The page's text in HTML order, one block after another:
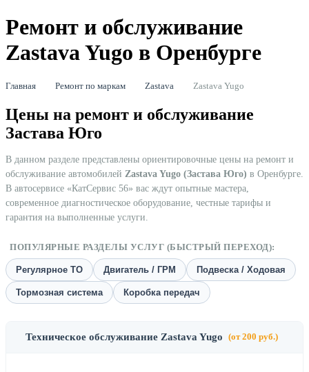
Ремонт и обслуживание
Zastava Yugo в Оренбурге
Главная Ремонт по маркам Zastava Zastava Yugo
Цены на ремонт и обслуживание
Застава Юго
В данном разделе представлены ориентировочные цены на ремонт и
обслуживание автомобилей Zastava Yugo (Застава Юго) в Оренбурге.
В автосервисе «КатСервис 56» вас ждут опытные мастера,
современное диагностическое оборудование, честные тарифы и
гарантия на выполненные услуги.
ПОПУЛЯРНЫЕ РАЗДЕЛЫ УСЛУГ (БЫСТРЫЙ ПЕРЕХОД):
Регулярное ТО Двигатель / ГРМ Подвеска / Ходовая
Тормозная система Коробка передач
Техническое обслуживание Zastava Yugo (от 200 руб.)